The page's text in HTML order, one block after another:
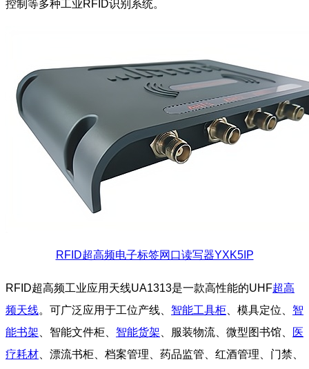
控制等多种工业RFID识别系统。
RFID超高频电子标签网口读写器YXK5IP
RFID超高频工业应用天线UA1313是一款高性能的UHF超高
频天线。可广泛应用于工位产线、 智能工具柜 、模具定位、 智
能书架 、智能文件柜、 智能货架 、服装物流、微型图书馆、
医
疗耗材 、漂流书柜、档案管理、药品监管、红酒管理、门禁、